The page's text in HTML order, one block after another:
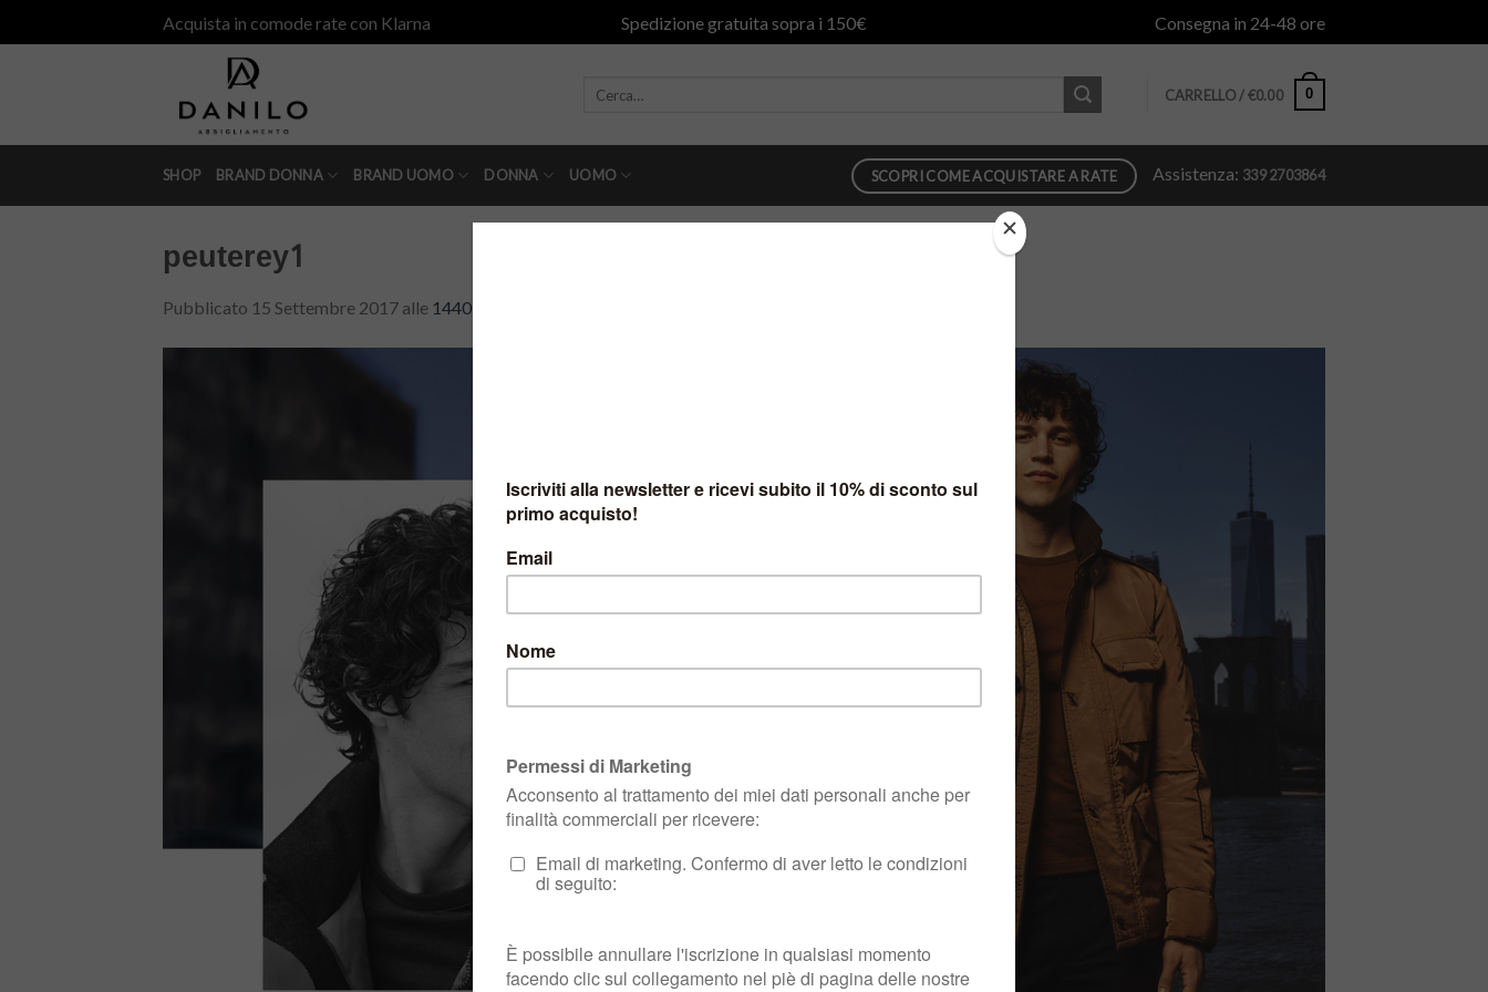
to
Acquista in comode rate con Klarna Spedizione gratuita sopra i 150€ Consegna in 24-48 ore
CARRELLO /€0.00 0
SHOP BRAND DONNA BRAND UOMO DONNA UOMO SCOPRI COME ACQUISTARE A RATE Assistenza: 339 2703864
peuterey1
Pubblicato 15 Settembre 2017 alle 1440 × 961